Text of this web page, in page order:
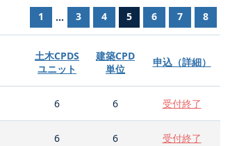
1 ... 3 4 5 6 7 8
土木CPDS
ユニット
建築CPD
単位
申込（詳細）
6 6 受付終了
6 6 受付終了